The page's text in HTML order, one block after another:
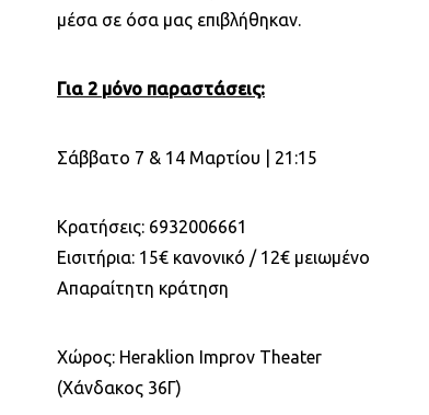
μέσα σε όσα μας επιβλήθηκαν.
Για 2 μόνο παραστάσεις:
Σάββατο 7 & 14 Μαρτίου | 21:15
Κρατήσεις: 6932006661
Εισιτήρια: 15€ κανονικό / 12€ μειωμένο
Απαραίτητη κράτηση
Χώρος: Heraklion Improv Theater
(Χάνδακος 36Γ)